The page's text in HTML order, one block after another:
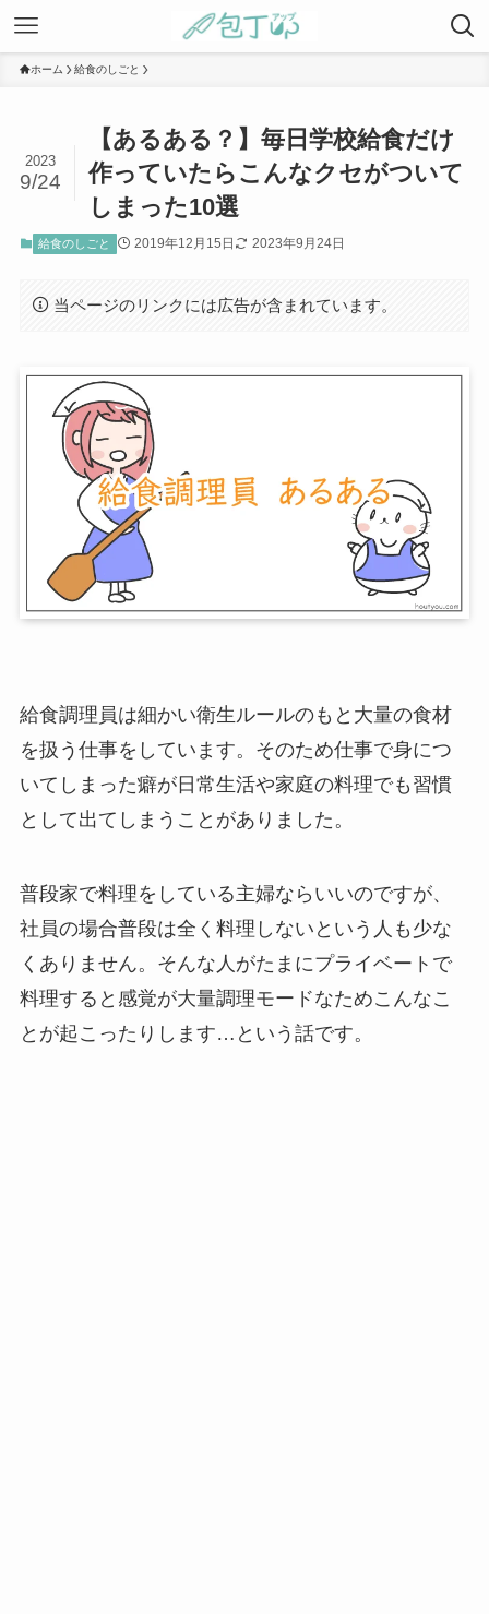
ホーム 給食のしごと
【あるある？】毎日学校給食だけ
作っていたらこんなクセがついて
しまった10選
2023
9/24
給食のしごと 2019年12月15日 2023年9月24日
当ページのリンクには広告が含まれています。
給食調理員は細かい衛生ルールのもと大量の食材
を扱う仕事をしています。そのため仕事で身につ
いてしまった癖が日常生活や家庭の料理でも習慣
として出てしまうことがありました。
普段家で料理をしている主婦ならいいのですが、
社員の場合普段は全く料理しないという人も少な
くありません。そんな人がたまにプライベートで
料理すると感覚が大量調理モードなためこんなこ
とが起こったりします…という話です。